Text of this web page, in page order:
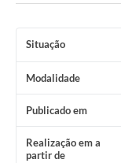
Situação
Modalidade
Publicado em
Realização em a
partir de